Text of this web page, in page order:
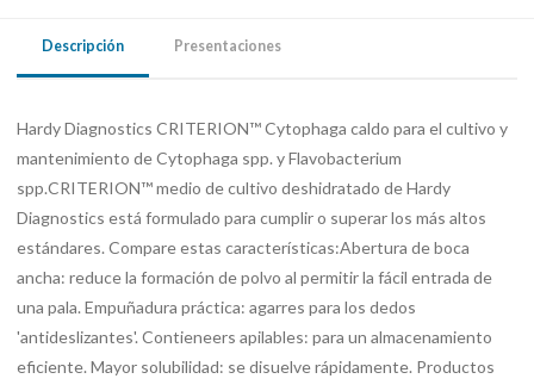
Descripción Presentaciones
Hardy Diagnostics CRITERION™ Cytophaga caldo para el cultivo y
mantenimiento de Cytophaga spp. y Flavobacterium
spp.CRITERION™ medio de cultivo deshidratado de Hardy
Diagnostics está formulado para cumplir o superar los más altos
estándares. Compare estas características:Abertura de boca
ancha: reduce la formación de polvo al permitir la fácil entrada de
una pala. Empuñadura práctica: agarres para los dedos
'antideslizantes'. Contieneers apilables: para un almacenamiento
eficiente. Mayor solubilidad: se disuelve rápidamente. Productos